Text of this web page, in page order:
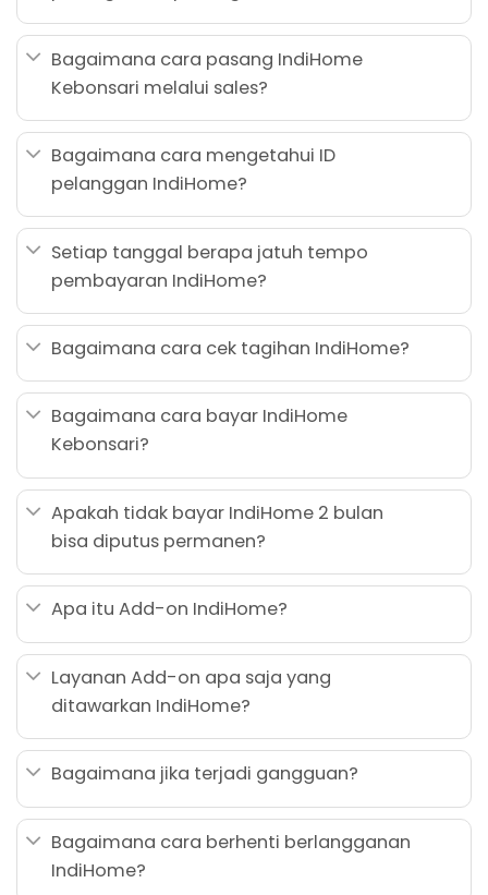
Bagaimana cara pasang IndiHome
Kebonsari melalui sales?
Bagaimana cara mengetahui ID
pelanggan IndiHome?
Setiap tanggal berapa jatuh tempo
pembayaran IndiHome?
Bagaimana cara cek tagihan IndiHome?
Bagaimana cara bayar IndiHome
Kebonsari?
Apakah tidak bayar IndiHome 2 bulan
bisa diputus permanen?
Apa itu Add-on IndiHome?
Layanan Add-on apa saja yang
ditawarkan IndiHome?
Bagaimana jika terjadi gangguan?
Bagaimana cara berhenti berlangganan
IndiHome?